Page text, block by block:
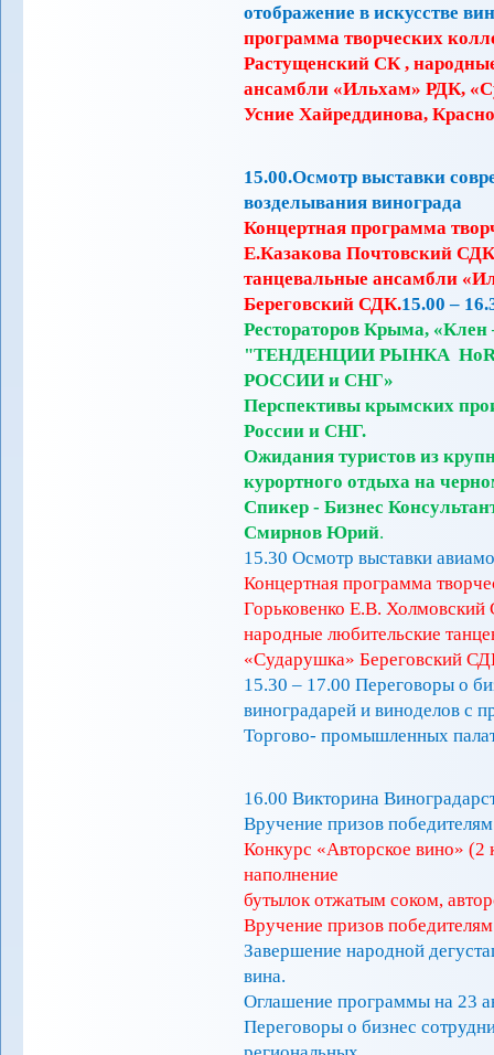
отображение в искусстве
программа творческих
Растущенский СК ,
ансамбли «Ильхам» РДК,
Усние Хайреддинова,
15.00.Осмотр выставки
возделывания винограда
Концертная программа
Е.Казакова Почтовский
танцевальные ансамбли
Береговский СДК.15.00 –
Рестораторов Крыма, «Клен
"ТЕНДЕНЦИИ РЫНКА
РОССИИ и СНГ»
Перспективы крымских
России и СНГ.
Ожидания туристов из
курортного отдыха на
Спикер - Бизнес
Смирнов Юрий.
15.30 Осмотр выставки
Концертная программа
Горьковенко Е.В.
народные любительские
«Сударушка» Береговский
15.30 – 17.00 Переговоры о
виноградарей и виноделов с
Торгово- промышленных
16.00 Викторина
Вручение призов
Конкурс «Авторское вино» (2
наполнение
бутылок отжатым соком,
Вручение призов
Завершение народной
вина.
Оглашение программы на 23
Переговоры о бизнес